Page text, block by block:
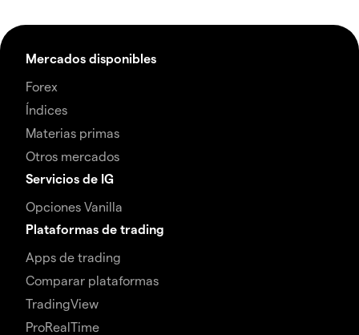
Mercados disponibles
Forex
Índices
Materias primas
Otros mercados
Servicios de IG
Opciones Vanilla
Plataformas de trading
Apps de trading
Comparar plataformas
TradingView
ProRealTime